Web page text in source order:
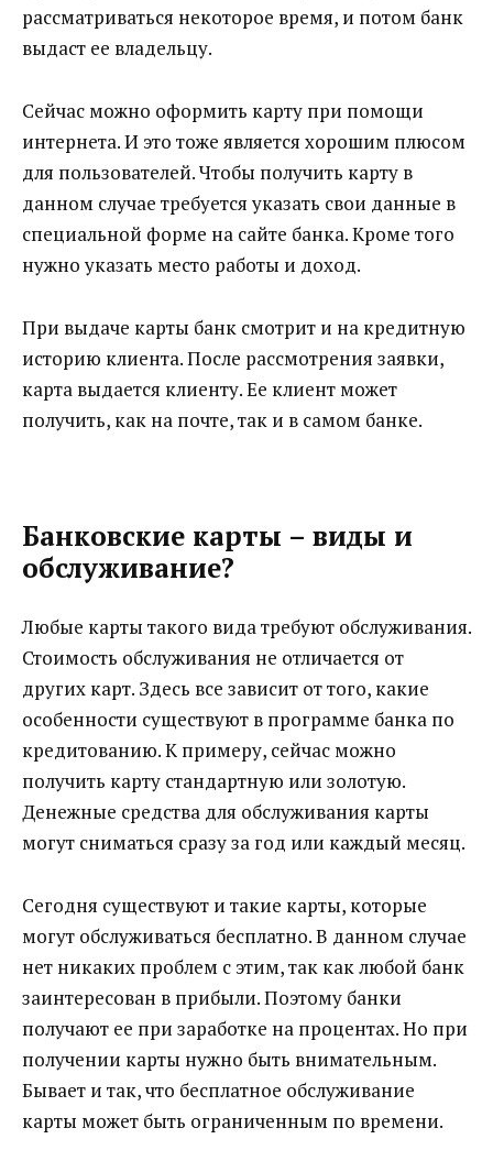
рассматриваться некоторое время, и потом банк
выдаст ее владельцу.
Сейчас можно оформить карту при помощи
интернета. И это тоже является хорошим плюсом
для пользователей. Чтобы получить карту в
данном случае требуется указать свои данные в
специальной форме на сайте банка. Кроме того
нужно указать место работы и доход.
При выдаче карты банк смотрит и на кредитную
историю клиента. После рассмотрения заявки,
карта выдается клиенту. Ее клиент может
получить, как на почте, так и в самом банке.
Банковские карты – виды и
обслуживание?
Любые карты такого вида требуют обслуживания.
Стоимость обслуживания не отличается от
других карт. Здесь все зависит от того, какие
особенности существуют в программе банка по
кредитованию. К примеру, сейчас можно
получить карту стандартную или золотую.
Денежные средства для обслуживания карты
могут сниматься сразу за год или каждый месяц.
Сегодня существуют и такие карты, которые
могут обслуживаться бесплатно. В данном случае
нет никаких проблем с этим, так как любой банк
заинтересован в прибыли. Поэтому банки
получают ее при заработке на процентах. Но при
получении карты нужно быть внимательным.
Бывает и так, что бесплатное обслуживание
карты может быть ограниченным по времени.